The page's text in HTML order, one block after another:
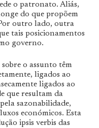
o patronato. Aliás,
do que propõem
outro lado, outra
tais posicionamentos
governo.
o assunto têm
ligados ao
ligados ao
que resultam da
sazonabilidade,
económicos. Esta
ipsis verbis das